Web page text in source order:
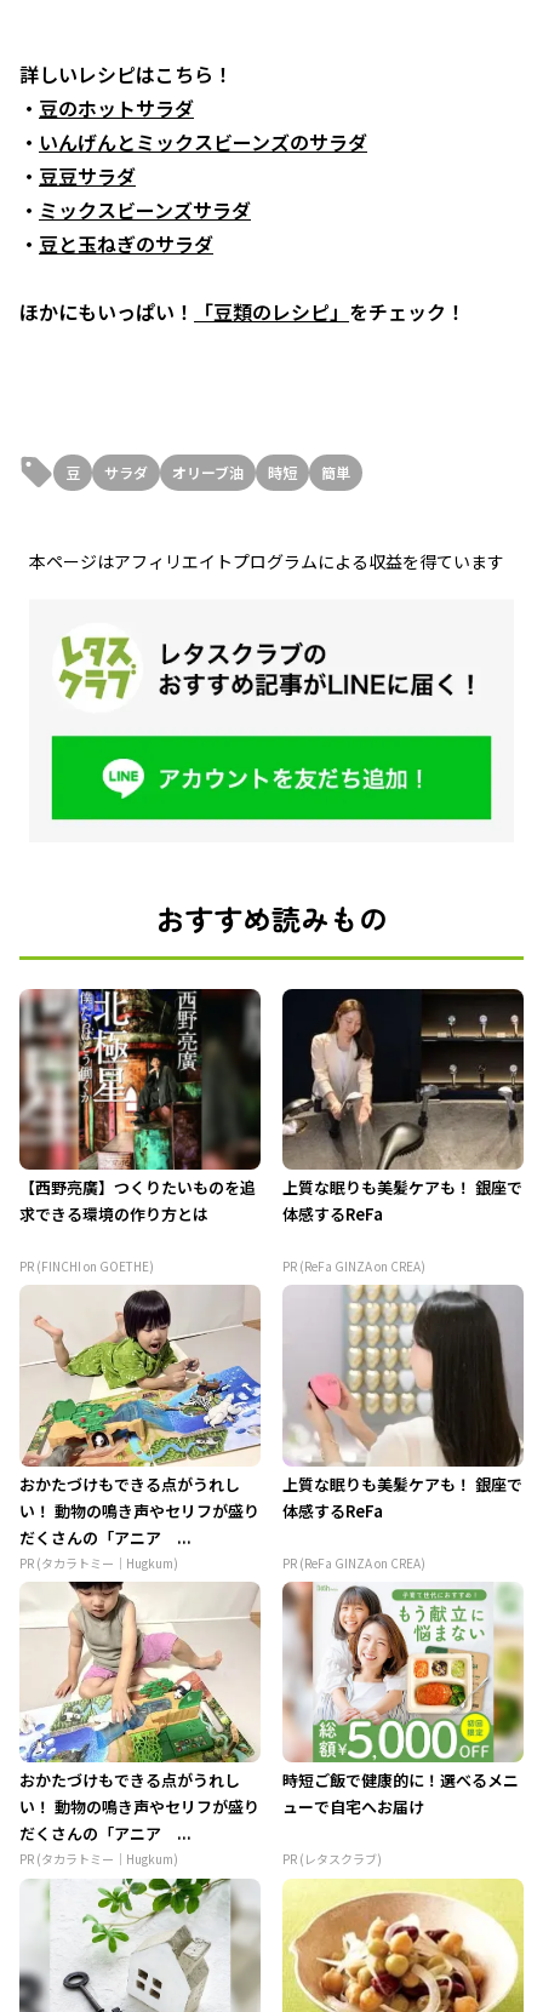
詳しいレシピはこちら！
・ 豆のホットサラダ
・ いんげんとミックスビーンズのサラダ
・ 豆豆サラダ
・ ミックスビーンズサラダ
・ 豆と玉ねぎのサラダ
ほかにもいっぱい！ 「豆類のレシピ」 をチェック！
豆 サラダ オリーブ油 時短 簡単
本ページはアフィリエイトプログラムによる収益を得ています
おすすめ読みもの
【西野亮廣】つくりたいものを追
求できる環境の作り方とは
PR (FINCHI on GOETHE)
上質な眠りも美髪ケアも！ 銀座で
体感するReFa
PR (ReFa GINZA on CREA)
おかたづけもできる点がうれし
い！ 動物の鳴き声やセリフが盛り
だくさんの「アニア ...
PR (タカラトミー｜Hugkum)
上質な眠りも美髪ケアも！ 銀座で
体感するReFa
PR (ReFa GINZA on CREA)
おかたづけもできる点がうれし
い！ 動物の鳴き声やセリフが盛り
だくさんの「アニア ...
PR (タカラトミー｜Hugkum)
時短ご飯で健康的に！選べるメニ
ューで自宅へお届け
PR (レタスクラブ)